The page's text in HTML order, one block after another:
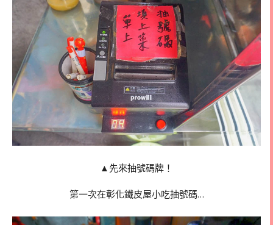
▲先來抽號碼牌！
第一次在彰化鐵皮屋小吃抽號碼…